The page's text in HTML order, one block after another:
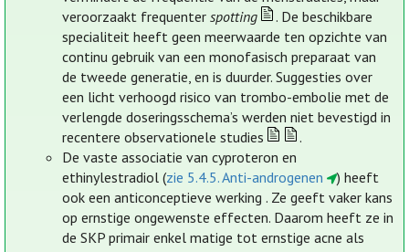
veroorzaakt frequenterspotting
. De beschikbare
specialiteit heeft geen meerwaarde ten opzichte van
continu gebruik van een monofasisch preparaat van
de tweede generatie, en is duurder. Suggesties over
een licht verhoogd risico van trombo-embolie met de
verlengde doseringsschema’s werden niet bevestigd in
recentere observationele studies
.
De vaste associatie van cyproteron en
ethinylestradiol (zie 5.4.5. Anti-androgenen
) heeft
ook een anticonceptieve werking . Ze geeft vaker kans
op ernstige ongewenste effecten. Daarom heeft ze in
de SKP primair enkel matige tot ernstige acne als